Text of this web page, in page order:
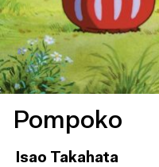
Pompoko
Isao Takahata